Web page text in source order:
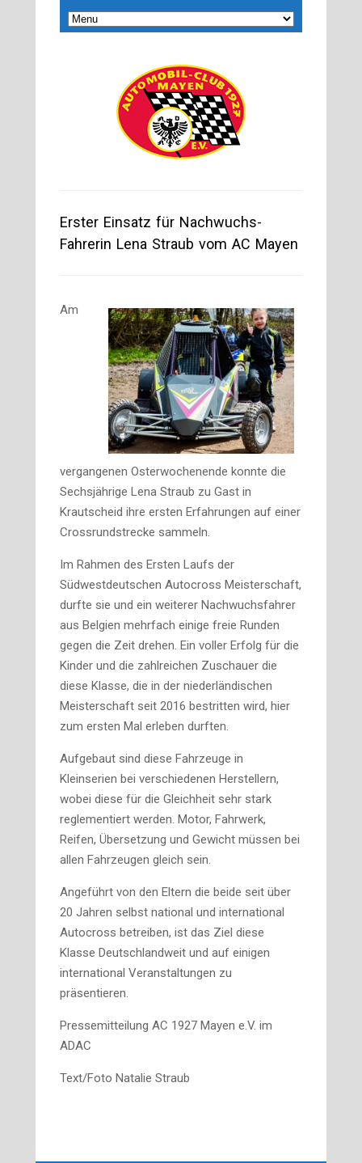
Erster Einsatz für Nachwuchs-
Fahrerin Lena Straub vom AC Mayen
Am
vergangenen Osterwochenende konnte die
Sechsjährige Lena Straub zu Gast in
Krautscheid ihre ersten Erfahrungen auf einer
Crossrundstrecke sammeln.
Im Rahmen des Ersten Laufs der
Südwestdeutschen Autocross Meisterschaft,
durfte sie und ein weiterer Nachwuchsfahrer
aus Belgien mehrfach einige freie Runden
gegen die Zeit drehen. Ein voller Erfolg für die
Kinder und die zahlreichen Zuschauer die
diese Klasse, die in der niederländischen
Meisterschaft seit 2016 bestritten wird, hier
zum ersten Mal erleben durften.
Aufgebaut sind diese Fahrzeuge in
Kleinserien bei verschiedenen Herstellern,
wobei diese für die Gleichheit sehr stark
reglementiert werden. Motor, Fahrwerk,
Reifen, Übersetzung und Gewicht müssen bei
allen Fahrzeugen gleich sein.
Angeführt von den Eltern die beide seit über
20 Jahren selbst national und international
Autocross betreiben, ist das Ziel diese
Klasse Deutschlandweit und auf einigen
international Veranstaltungen zu
präsentieren.
Pressemitteilung AC 1927 Mayen e.V. im
ADAC
Text/Foto Natalie Straub